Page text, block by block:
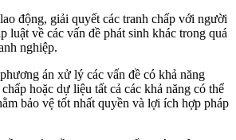
động, giải quyết các tranh chấp với người
luật về các vấn đề phát sinh khác trong quá
nghiệp.
án xử lý các vấn đề có khả năng
hoặc dự liệu tất cả các khả năng có thể
bảo vệ tốt nhất quyền và lợi ích hợp pháp